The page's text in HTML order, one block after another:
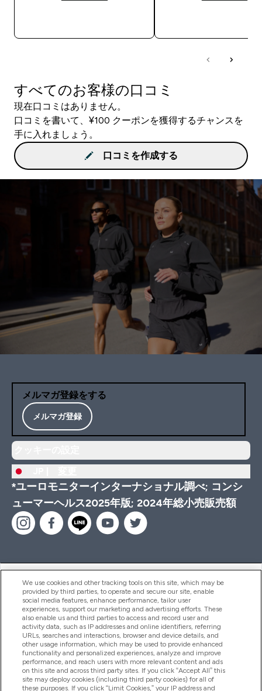
すべてのお客様の口コミ
現在口コミはありません。
口コミを書いて、¥100 クーポンを獲得するチャンスを
手に入れましょう。
口コミを作成する
メルマガ登録をする
メルマガ登録
*ユーロモニターインターナショナル調べ; コンシ
ューマーヘルス2025年版; 2024年総小売販売額
ヘルプ＆ガイド
商品について
会社概要
We use cookies and other tracking tools on this site, which may be
provided by third parties, to operate and secure our site, enable
social media features, enhance performance, tailor user
experiences, support our marketing and advertising efforts. These
also enable us and third parties to access and record user and
activity data, such as IP addresses and online identifiers, referring
URLs, searches and interactions, browser and device details, and
other usage information, which may be used to provide enhanced
functionality and personalized experiences, analyze and improve
performance, and reach users with more relevant content and ads
on this site and across third party sites. If you click “Accept All” this
site may deploy cookies (including third party cookies) for all of
these purposes. If you click “Limit Cookies,” your IP address and